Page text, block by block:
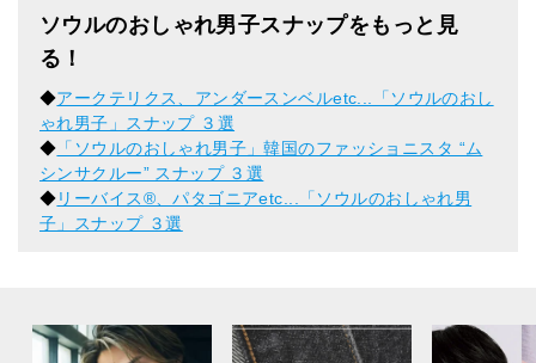
ソウルのおしゃれ男子スナップをもっと見
る！
◆アークテリクス、アンダースンベルetc...「ソウルのおし
ゃれ男子」スナップ ３選
◆ 「ソウルのおしゃれ男子」韓国のファッショニスタ “ム
シンサクルー” スナップ ３選
◆リーバイス®︎、パタゴニアetc...「ソウルのおしゃれ男
子」スナップ ３選